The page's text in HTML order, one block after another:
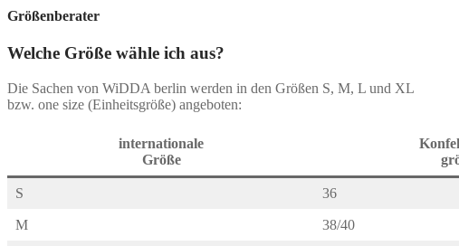
Größenberater
Welche Größe wähle ich aus?
Die Sachen von WiDDA berlin werden in den Größen S, M, L und XL
bzw. one size (Einheitsgröße) angeboten:
internationale
Größe
S 36
M 38/40